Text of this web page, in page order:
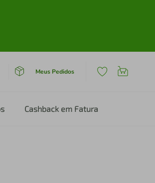
Meus Pedidos
Cashback em Fatura